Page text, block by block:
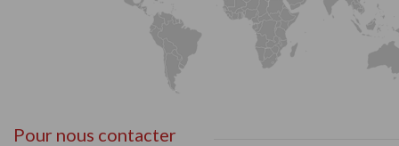
Pour nous contacter